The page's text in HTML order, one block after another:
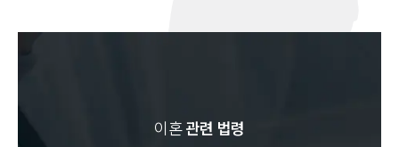
이혼관련 법령